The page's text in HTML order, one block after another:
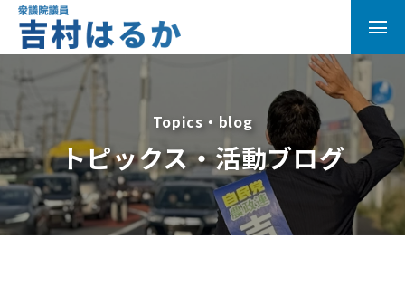
Topics・blog
トピックス・活動ブログ